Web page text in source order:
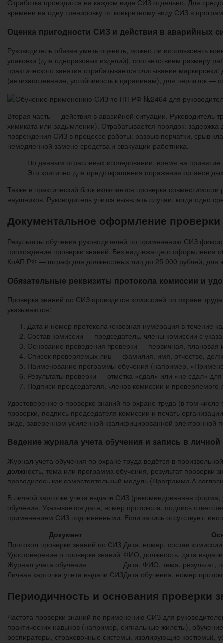
Отработка проводится на каждом виде СИЗ отдельно. Для
времени на одну тренировку по конкретному виду СИЗ в
Оценка пригодности СИЗ и действия в аварийных
Руководитель обязан уметь оценить, можно ли использовать
упаковки (для одноразовых изделий), соответствием размеру
практического занятия отрабатывается считывание
(антизапотевание, устойчивость к царапинам), для перчаток —
Вторая часть — действия в аварийной ситуации. Руководитель
химиката или задымлении). Отрабатывается порядок: задержка
повреждения СИЗ в процессе работы: разрыв перчатки, срыв
немедленной замене средства и эвакуации работника.
По данным отраслевых исследований, время на
Это критично для предотвращения поражения органов
Также в практический блок включается проверка
наушников. Руководитель учится выявлять случаи, когда одно
Документальное оформление
Результаты обучения руководителей по применению СИЗ
прохождение проверки знаний. Без надлежащего оформления
КоАП РФ — штраф для должностных лиц до 25 000 рублей, для
Обязательные реквизиты протокола комиссии и
Проверка знаний по СИЗ проводится комиссией по охране
указываются:
Дата и номер протокола (сквозная нумерация в течение
Состав комиссии — председатель, члены комиссии с
Основание проведения проверки — первичная, плановая
Список проверяемых лиц — фамилия, имя, отчество,
Наименование программы обучения (например,
Результаты проверки — отметка «сдал» или «не сдал» для
Подписи председателя, членов комиссии и
Удостоверение о проверке знаний по охране труда (в том
проверки, подпись председателя комиссии и печать
виде, заверенном усиленной квалифицированной электронной
Ведение журнала учета обучения и запись в личной
Журнал учета обучения по охране труда ведётся в
должность, тема или программа обучения, результат
проводилось как самостоятельный модуль (Программа А
В личной карточке учета выдачи СИЗ (рекомендованная
обучения. Указывается дата, номер протокола, подпись
применением СИЗ подчинёнными. Если запись отсутствует,
Документ
Протокол проверки знаний по СИЗ Дата, номер, состав
Удостоверение о проверке знаний ФИО, должность, дата
Журнал учета обучения
Дата, ФИО, тема, результат,
Личная карточка учета выдачи СИЗДата обучения, номер
Периодичность и основания проверки
Частота проверки знаний по применению СИЗ для
практических навыков (например, сигнальные жилеты),
респираторы, страховочные системы, изолирующие костюмы),